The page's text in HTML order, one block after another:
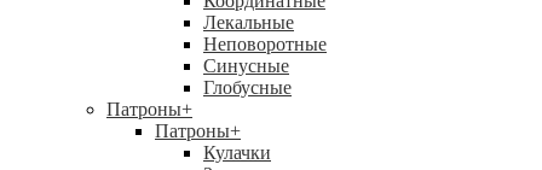
Лекальные
Неповоротные
Синусные
Глобусные
Патроны+
Патроны+
Кулачки